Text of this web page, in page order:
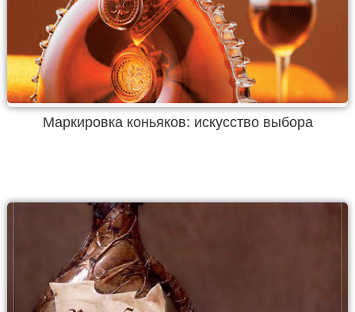
Маркировка коньяков: искусство выбора